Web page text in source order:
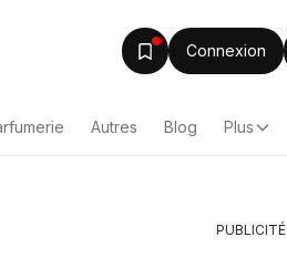
Connexion
Autres Blog Plus
PUBLICITÉ